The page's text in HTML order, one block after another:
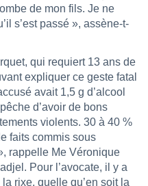
de mon fils. Je ne
s’est passé », assène-t-
qui requiert 13 ans de
expliquer ce geste fatal
avait 1,5 g d’alcool
d’avoir de bons
violents. 30 à 40 %
faits commis sous
rappelle Me Véronique
Pour l’avocate, il y a
rixe, quelle qu’en soit la